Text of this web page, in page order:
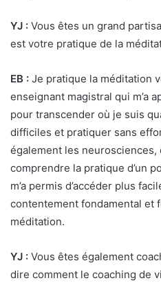
YJ : Vous êtes un grand
est votre pratique de la
EB : Je pratique la méditation
enseignant magistral qui m’a
pour transcender où je suis
difficiles et pratiquer sans
également les neurosciences,
comprendre la pratique d’un
m’a permis d’accéder plus
contentement fondamental et
méditation.
YJ : Vous êtes également
dire comment le coaching de